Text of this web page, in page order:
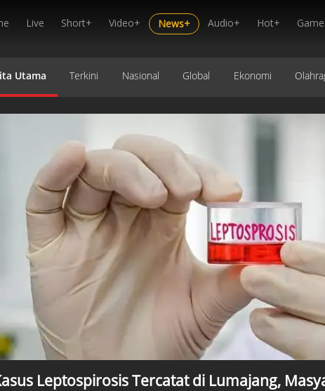
Live Short+ Video+ News+ Audio+ Hot+
Utama Terkini Nasional Global Ekonomi
Leptospirosis Tercatat di Lumajang,